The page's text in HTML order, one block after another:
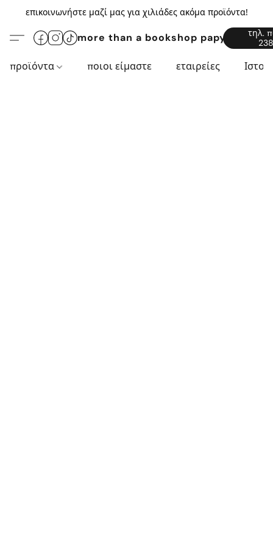
επικοινωνήστε μαζί μας για χιλιάδες ακόμα προϊόντα!
more than a bookshop
τηλ.
προϊόντα ποιοι είμαστε εταιρείες